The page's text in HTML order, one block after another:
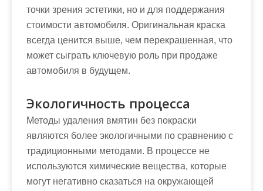
точки зрения эстетики, но и для поддержания
стоимости автомобиля. Оригинальная краска
всегда ценится выше, чем перекрашенная, что
может сыграть ключевую роль при продаже
автомобиля в будущем.
Экологичность процесса
Методы удаления вмятин без покраски
являются более экологичными по сравнению с
традиционными методами. В процессе не
используются химические вещества, которые
могут негативно сказаться на окружающей